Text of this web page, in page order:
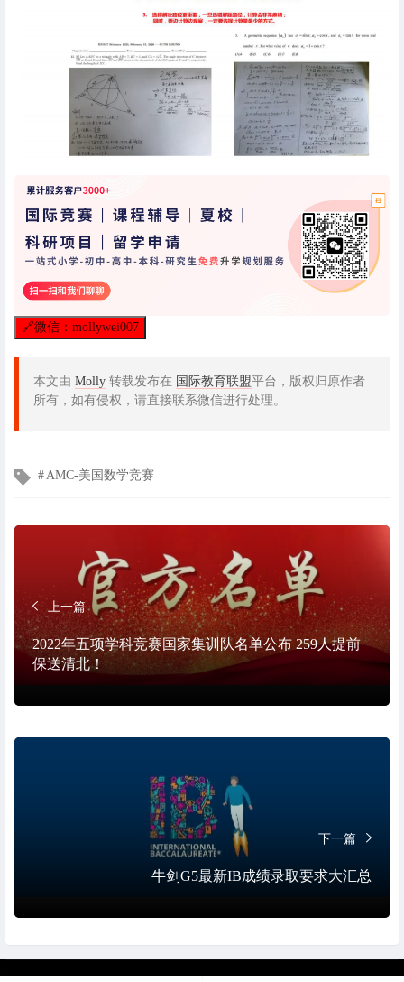
🔗微信：mollywei007
本文由 Molly 转载发布在 国际教育联盟平台，版权归原作者
所有，如有侵权，请直接联系微信进行处理。
文
签
AMC-美国数学竞赛
上一篇
2022年五项学科竞赛国家集训队名单公布 259人提前
保送清北！
下一篇
牛剑G5最新IB成绩录取要求大汇总